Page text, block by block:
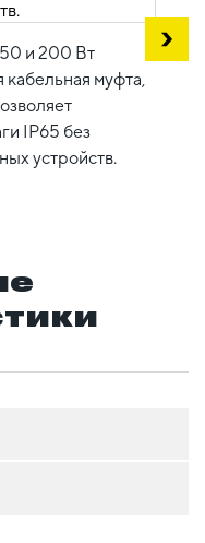
и 200 Вт
муфта,
IP65 без
устройств.